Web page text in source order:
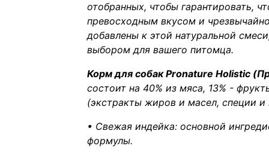
отобранных, чтобы гарантировать,
превосходным вкусом и
добавлены к этой натуральной
выбором для вашего питомца.
Корм для собак Pronature Holistic
состоит на 40% из мяса, 13% -
(экстракты жиров и масел, специи
• Свежая индейка: основной
формулы.